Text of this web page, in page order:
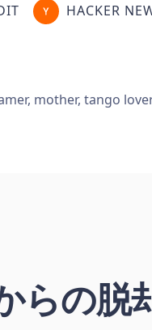
HACKER
mother, tango
らの脱